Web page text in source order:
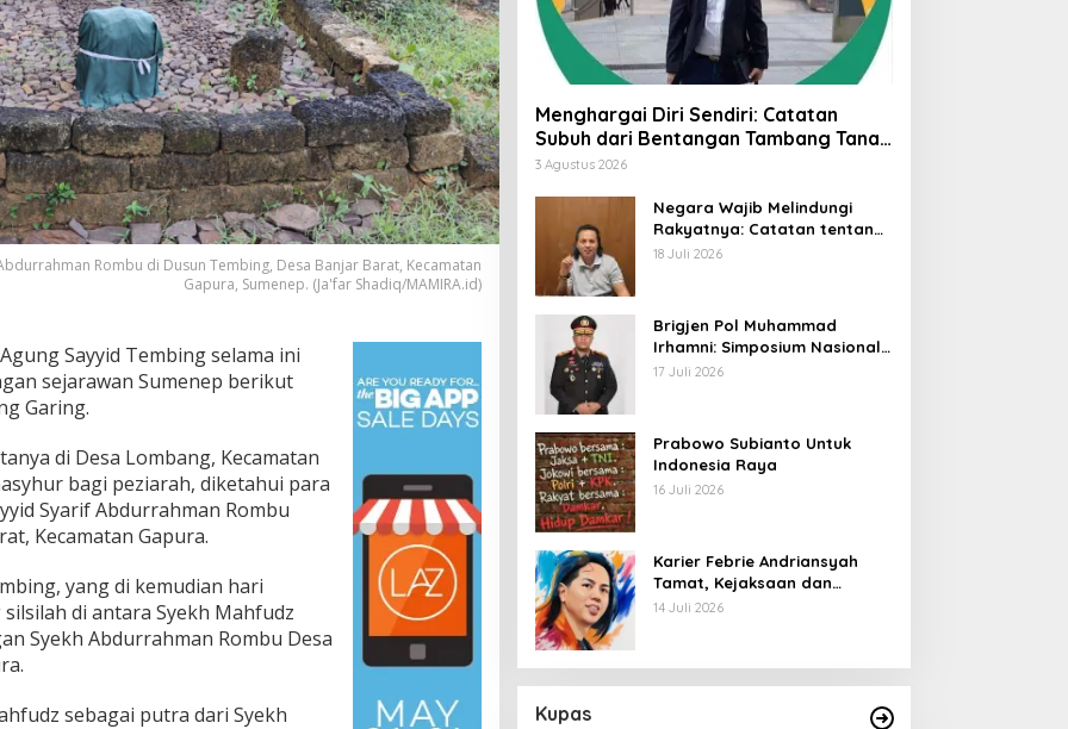
Rombu di Dusun Tembing, Desa Banjar Barat, Kecamatan
Gapura, Sumenep. (Ja'far Shadiq/MAMIRA.id)
Sayyid Tembing selama ini
sejarawan Sumenep berikut
Garing.
di Desa Lombang, Kecamatan
bagi peziarah, diketahui para
Syarif Abdurrahman Rombu
Kecamatan Gapura.
yang di kemudian hari
di antara Syekh Mahfudz
Syekh Abdurrahman Rombu Desa
sebagai putra dari Syekh
Menghargai Diri Sendiri: Catatan
Subuh dari Bentangan Tambang Tanah
Jawa
3 Agustus 2026
Negara Wajib Melindungi
Rakyatnya: Catatan tentang
Nasib Para Penambang
18 Juli 2026
Brigjen Pol Muhammad
Irhamni: Simposium Nasional
Outlook Kejahatan SDA-LH
17 Juli 2026
Prabowo Subianto Untuk
Indonesia Raya
16 Juli 2026
Karier Febrie Andriansyah
Tamat, Kejaksaan dan
Kepolisian Kian Erat
14 Juli 2026
Kupas